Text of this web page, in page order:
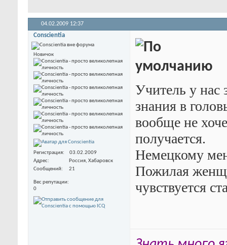
04.02.2009 12:37
Conscientia
Новичок
Регистрация
03.02.2009
Адрес
Россия, Хабаровск
Сообщений
21
Вес репутации
0
Учитель у нас
знания в
вообще не
получается.
Немецкому
Пожилая
чувствуется